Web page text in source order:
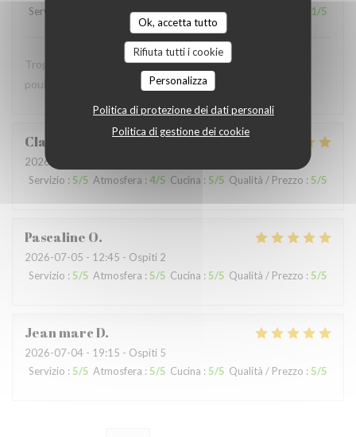
Ok, accetta tutto
Rifiuta tutti i cookie
Personalizza
Politica di protezione dei dati personali
Politica di gestione dei cookie
Servizio
Atmosfera:1/5 Cucina:2/5 1/5
Trop bruyant Impossible de parler Salade Caesar avec du
poulet chaud …
Claude
2026-07-04
Servizio : 5/5 Atmosfera : 4/5 Cucina : 5/5 Qualità / Prezzo : 5/5
Pascaline O
2026-07-05 - 12:45 - Ospiti 2
Servizio : 5/5 Atmosfera : 5/5 Cucina : 5/5 Qualità / Prezzo : 5/5
Jean marcD
2026-07-04 - 19:15 - Ospiti 5
Servizio : 5/5 Atmosfera : 5/5 Cucina : 5/5 Qualità / Prezzo : 5/5